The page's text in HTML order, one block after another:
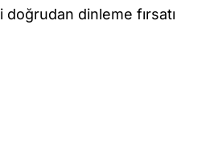
dinleme fırsatı